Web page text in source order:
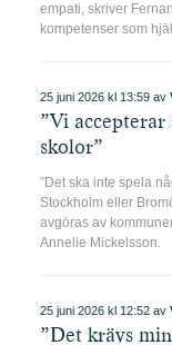
empati, skriver
kompetenser som
25 juni 2026 kl 13:59 av
”Vi
skolor”
”Det ska inte spela
Stockholm eller
avgöras av
Annelie Mickelsson.
25 juni 2026 kl 12:52 av
”Det krävs